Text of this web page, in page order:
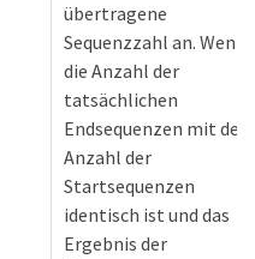
übertragene
Sequenzzahl an. Wenn
die Anzahl der
tatsächlichen
Endsequenzen mit der
Anzahl der
Startsequenzen
identisch ist und das
Ergebnis der